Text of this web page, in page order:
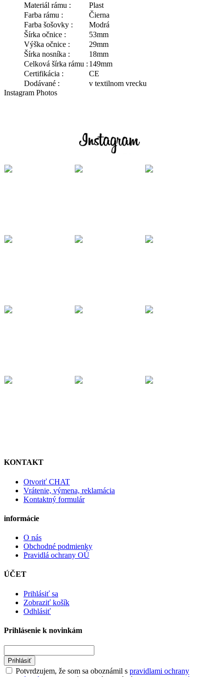
Materiál rámu :
Plast
Farba rámu :
Čierna
Farba šošovky :
Modrá
Šírka očnice :
53mm
Výška očnice :
29mm
Šírka nosníka :
18mm
Celková šírka rámu : 149mm
Certifikácia :
CE
Dodávané :
v textilnom vrecku
Instagram Photos
KONTAKT
Otvoriť CHAT
Vrátenie, výmena, reklamácia
Kontaktný formulár
informácie
O nás
Obchodné podmienky
Pravidlá ochrany OÚ
ÚČET
Prihlásiť sa
Zobraziť košík
Odhlásiť
Prihlásenie k novinkám
Prihlásiť
Potvrdzujem, že som sa oboznámil s pravidlami ochrany